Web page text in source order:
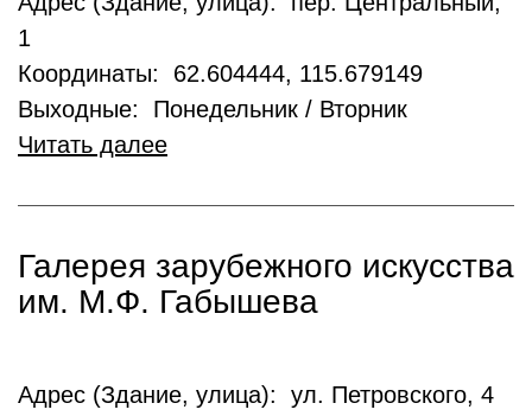
1
Координаты: 62.604444, 115.679149
Выходные: Понедельник / Вторник
Читать далее
Галерея зарубежного искусства
им. М.Ф. Габышева
Адрес (Здание, улица): ул. Петровского, 4